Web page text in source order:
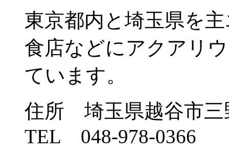
東京都内と埼玉県を
食店などにアクアリ
ています。
住所 埼玉県越谷市三
TEL 048-978-0366